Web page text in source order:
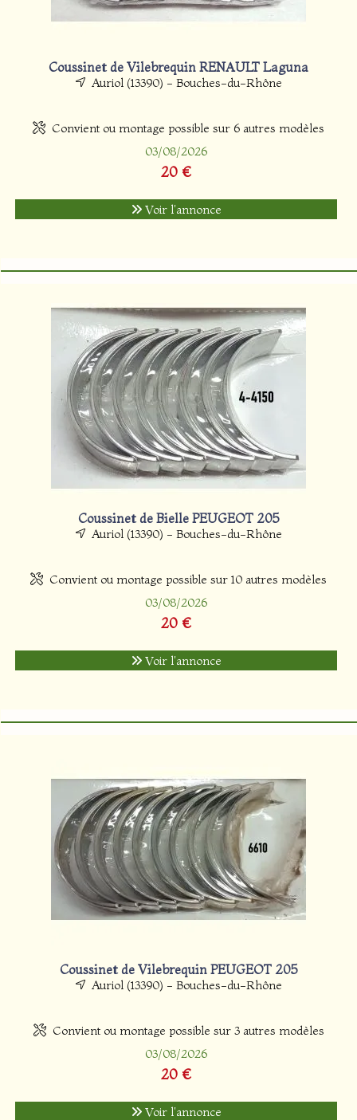
Coussinet de Vilebrequin RENAULT Laguna
Auriol (13390) - Bouches-du-Rhône
Convient ou montage possible sur 6 autres modèles
03/08/2026
20 €
Voir l'annonce
Coussinet de Bielle PEUGEOT 205
Auriol (13390) - Bouches-du-Rhône
Convient ou montage possible sur 10 autres modèles
03/08/2026
20 €
Voir l'annonce
Coussinet de Vilebrequin PEUGEOT 205
Auriol (13390) - Bouches-du-Rhône
Convient ou montage possible sur 3 autres modèles
03/08/2026
20 €
Voir l'annonce